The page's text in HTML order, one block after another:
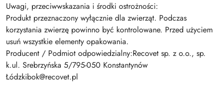
Uwagi, przeciwwskazania i środki ostrożności:
Produkt przeznaczony wyłącznie dla zwierząt. Podczas
korzystania zwierzę powinno być kontrolowane. Przed użyciem
usuń wszystkie elementy opakowania.
Producent / Podmiot odpowiedzialny:Recovet sp. z o.o., sp.
k.ul. Srebrzyńska 5/795-050 Konstantynów
Łódzkibok@recovet.pl